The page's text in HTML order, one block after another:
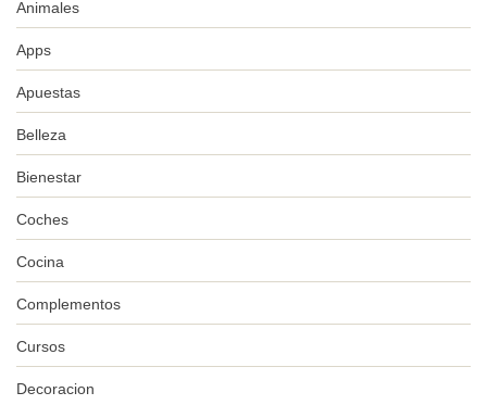
Animales
Apps
Apuestas
Belleza
Bienestar
Coches
Cocina
Complementos
Cursos
Decoracion